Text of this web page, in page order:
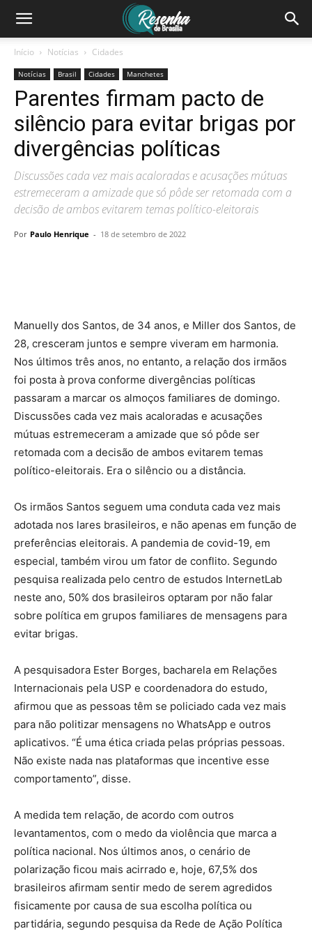
Início Notícias Cidades
Notícias Brasil Cidades Manchetes
Parentes firmam pacto de
silêncio para evitar brigas por
divergências políticas
Discussões cada vez mais acaloradas e acusações mútuas
estremeceram a amizade que só pôde ser retomada com a
decisão de ambos evitarem temas político-eleitorais
Por Paulo Henrique - 18 de setembro de 2022
Manuelly dos Santos, de 34 anos, e Miller dos Santos, de
28, cresceram juntos e sempre viveram em harmonia.
Nos últimos três anos, no entanto, a relação dos irmãos
foi posta à prova conforme divergências políticas
passaram a marcar os almoços familiares de domingo.
Discussões cada vez mais acaloradas e acusações
mútuas estremeceram a amizade que só pôde ser
retomada com a decisão de ambos evitarem temas
político-eleitorais. Era o silêncio ou a distância.
Os irmãos Santos seguem uma conduta cada vez mais
adotada nos lares brasileiros, e não apenas em função de
preferências eleitorais. A pandemia de covid-19, em
especial, também virou um fator de conflito. Segundo
pesquisa realizada pelo centro de estudos InternetLab
neste ano, 50% dos brasileiros optaram por não falar
sobre política em grupos familiares de mensagens para
evitar brigas.
A pesquisadora Ester Borges, bacharela em Relações
Internacionais pela USP e coordenadora do estudo,
afirmou que as pessoas têm se policiado cada vez mais
para não politizar mensagens no WhatsApp e outros
aplicativos. “É uma ética criada pelas próprias pessoas.
Não existe nada nas plataformas que incentive esse
comportamento”, disse.
A medida tem relação, de acordo com outros
levantamentos, com o medo da violência que marca a
política nacional. Nos últimos anos, o cenário de
polarização ficou mais acirrado e, hoje, 67,5% dos
brasileiros afirmam sentir medo de serem agredidos
fisicamente por causa de sua escolha política ou
partidária, segundo pesquisa da Rede de Ação Política